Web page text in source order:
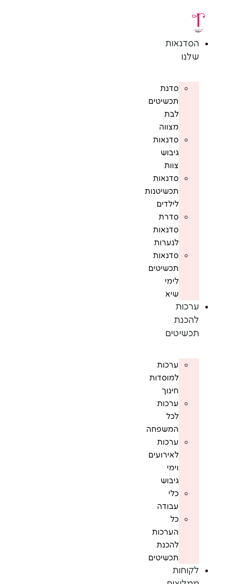
הסדנאות
שלנו
סדנת
תכשיטים
לבת
מצווה
סדנאות
גיבוש
צוות
סדנאות
תכשיטנות
לילדים
סדרת
סדנאות
לנערות
סדנאות
תכשיטים
לימי
שיא
ערכות
להכנת
תכשיטים
ערכות
למוסדות
חינוך
ערכות
לכל
המשפחה
ערכות
לאירועים
וימי
גיבוש
כלי
עבודה
כל
הערכות
להכנת
תכשיטים
לקוחות